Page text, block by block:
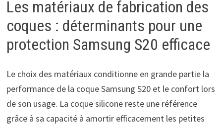
Les matériaux de fabrication des
coques : déterminants pour une
protection Samsung S20 efficace
Le choix des matériaux conditionne en grande partie la
performance de la coque Samsung S20 et le confort lors
de son usage. La coque silicone reste une référence
grâce à sa capacité à amortir efficacement les petites